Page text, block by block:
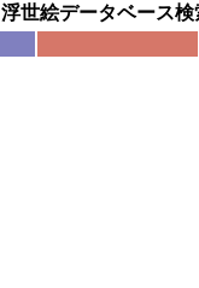
世絵データベース検